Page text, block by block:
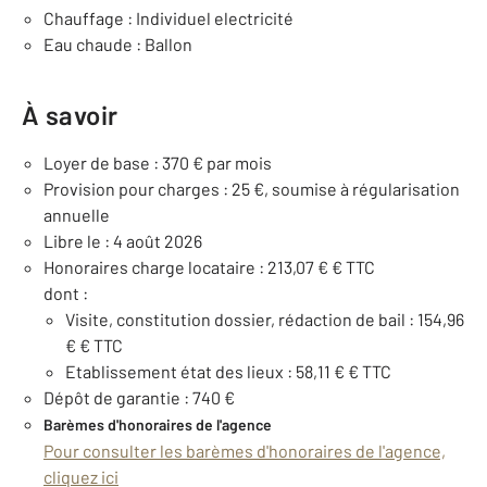
Chauffage : Individuel electricité
Eau chaude : Ballon
À savoir
Loyer de base : 370 € par mois
Provision pour charges : 25 €, soumise à régularisation
annuelle
Libre le : 4 août 2026
Honoraires charge locataire : 213,07 € € TTC
dont :
Visite, constitution dossier, rédaction de bail : 154,96
€ € TTC
Etablissement état des lieux : 58,11 € € TTC
Dépôt de garantie : 740 €
Barèmes d'honoraires de l'agence
Pour consulter les barèmes d'honoraires de l'agence,
cliquez ici